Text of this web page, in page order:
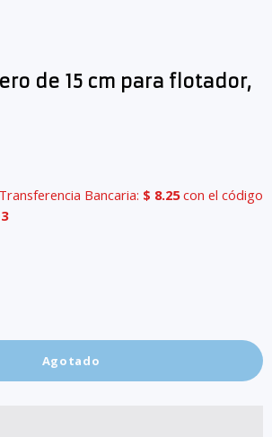
de 15 cm para flotador,
Bancaria: $ 8.25con el código
Agotado